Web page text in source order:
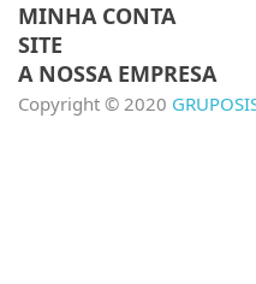
MINHA CONTA
SITE
A NOSSA EMPRESA
Copyright © 2020